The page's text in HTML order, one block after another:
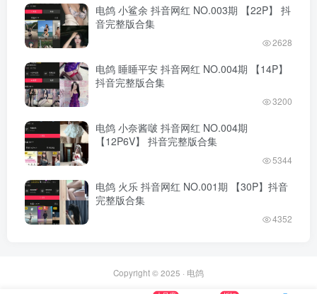
电鸽 小鲨余 抖音网红 NO.003期 【22P】 抖
音完整版合集
2628
电鸽 睡睡平安 抖音网红 NO.004期 【14P】
抖音完整版合集
3200
电鸽 小奈酱啵 抖音网红 NO.004期
【12P6V】 抖音完整版合集
5344
电鸽 火乐 抖音网红 NO.001期 【30P】抖音
完整版合集
4352
Copyright © 2025 · 电鸽